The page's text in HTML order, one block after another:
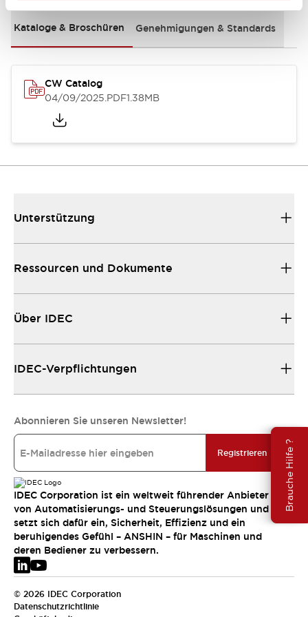
Brauche Hilfe ?
Kataloge & Broschüren Genehmigungen & Standards
CW Catalog
04/09/2025.PDF1.38MB
Unterstützung
Ressourcen und Dokumente
Über IDEC
IDEC-Verpflichtungen
Abonnieren Sie unseren Newsletter!
Registrieren
IDEC Corporation ist ein weltweit führender Anbieter
von Automatisierungs- und Steuerungslösungen und
setzt sich dafür ein, Sicherheit, Effizienz und ein
beruhigendes Gefühl – ANSHIN – für Maschinen und
deren Bediener zu verbessern.
© 2026 IDEC Corporation
Datenschutzrichtlinie